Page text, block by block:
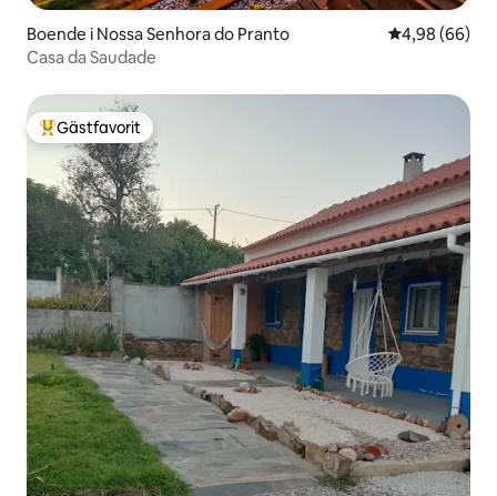
Boende i Nossa Senhora do Pranto 4,98 av 5 i
4,98 (66)
Casa da Saudade
Populär gästfavorit
Gästfavorit